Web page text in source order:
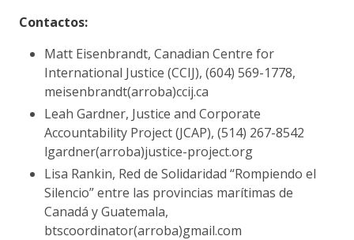
Contactos:
Matt Eisenbrandt, Canadian Centre for
International Justice (CCIJ), (604) 569-1778,
meisenbrandt(arroba)ccij.ca
Leah Gardner, Justice and Corporate
Accountability Project (JCAP), (514) 267-8542
lgardner(arroba)justice-project.org
Lisa Rankin, Red de Solidaridad “Rompiendo el
Silencio” entre las provincias marítimas de
Canadá y Guatemala,
btscoordinator(arroba)gmail.com